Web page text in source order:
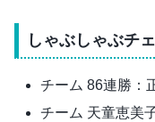
しゃぶしゃぶチ
チーム 86連勝：
チーム 天童恵美